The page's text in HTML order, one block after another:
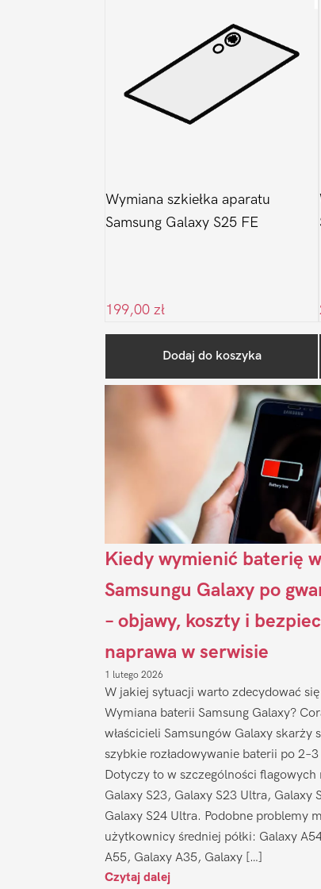
Wymiana szkiełka aparatu
Samsung Galaxy S25 FE
199,00 zł
Dodaj do koszyka
Kiedy wymienić baterię w
Samsungu Galaxy po
– objawy, koszty i
naprawa w serwisie
1 lutego 2026
W jakiej sytuacji warto zdecydować się
Wymiana baterii Samsung Galaxy?
właścicieli Samsungów Galaxy skarży
szybkie rozładowywanie baterii po
Dotyczy to w szczególności flagowych
Galaxy S23, Galaxy S23 Ultra, Galaxy
Galaxy S24 Ultra. Podobne problemy
użytkownicy średniej półki: Galaxy
A55, Galaxy A35, Galaxy […]
Czytaj dalej